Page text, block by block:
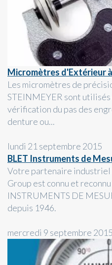
Micromètres d'Extérieur
Les micromètres de
STEINMEYER sont utilisés
vérification du pas des
denture ou...
lundi 21 septembre 2015
BLET Instruments de
Votre partenaire industriel
Group est connu et
INSTRUMENTS DE
depuis 1946.
mercredi 9 septembre 2015